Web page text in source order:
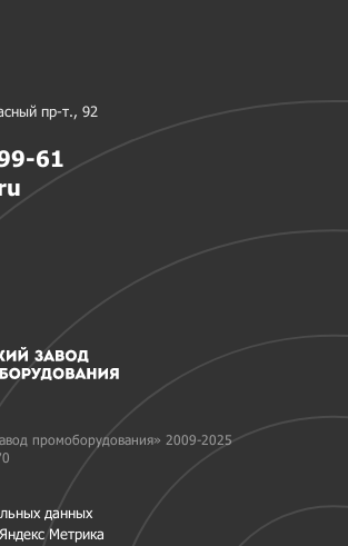
промоборудования» 2009-2025
данных
Метрика
пр-т., 92
61